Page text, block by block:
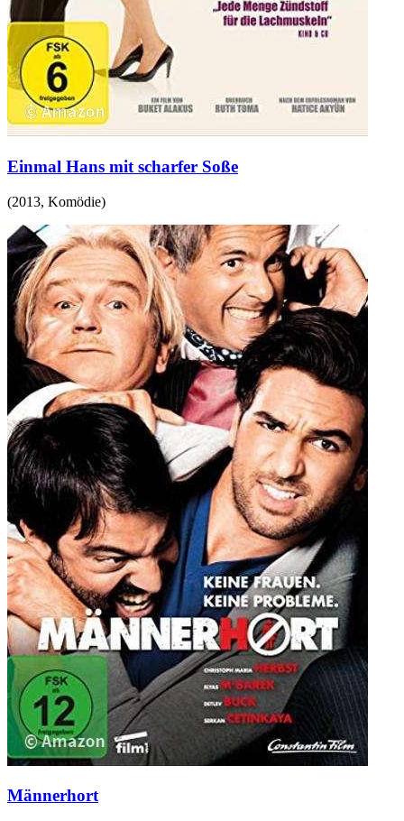
Einmal Hans mit scharfer Soße
(2013, Komödie)
Männerhort